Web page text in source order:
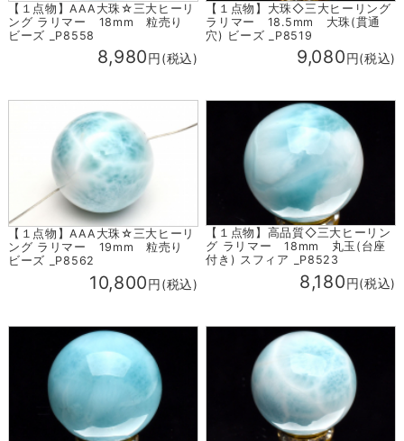
【１点物】AAA大珠☆三大ヒーリ
ング ラリマー 18mm 粒売り
ビーズ _P8558
8,980円(税込)
【１点物】大珠◇三大ヒーリング
ラリマー 18.5mm 大珠(貫通
穴) ビーズ _P8519
9,080円(税込)
【１点物】AAA大珠☆三大ヒーリ
ング ラリマー 19mm 粒売り
ビーズ _P8562
10,800円(税込)
【１点物】高品質◇三大ヒーリン
グ ラリマー 18mm 丸玉(台座
付き) スフィア _P8523
8,180円(税込)